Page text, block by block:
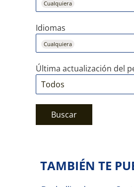
Cualquiera
Idiomas
Cualquiera
Última actualización del
Buscar
TAMBIÉN TE